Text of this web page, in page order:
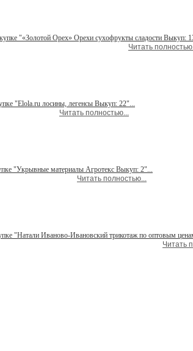
"«Золотой Орех» Орехи сухофрукты сладости Выкуп:
Читать
"Elola.ru лосины, легенсы Выкуп: 22"...
Читать полностью...
"Укрывные материалы Агротекс Выкуп: 2"...
Читать полностью...
"Натали Иваново-Ивановский трикотаж по оптовым
Читать